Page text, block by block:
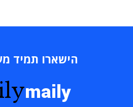
הישארו תמיד
maily